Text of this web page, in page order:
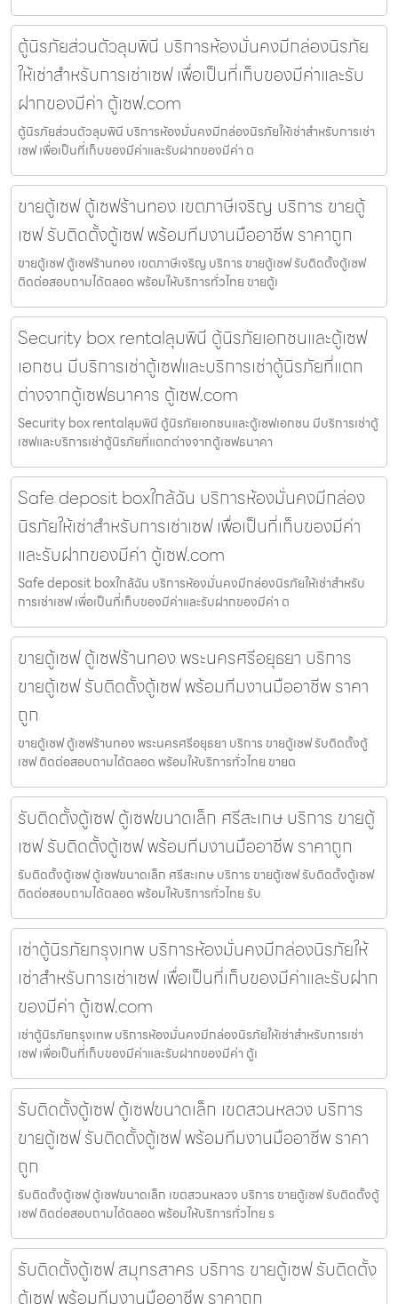
ตู้นิรภัยส่วนตัวลุมพินี บริการห้องมั่นคงมีกล่องนิรภัย
ให้เช่าสำหรับการเช่าเซฟ เพื่อเป็นที่เก็บของมีค่าและรับ
ฝากของมีค่า ตู้เซฟ.com
ตู้นิรภัยส่วนตัวลุมพินี บริการห้องมั่นคงมีกล่องนิรภัยให้เช่าสำหรับการเช่า
เซฟ เพื่อเป็นที่เก็บของมีค่าและรับฝากของมีค่า ต
ขายตู้เซฟ ตู้เซฟร้านทอง เขตภาษีเจริญ บริการ ขายตู้
เซฟ รับติดตั้งตู้เซฟ พร้อมทีมงานมืออาชีพ ราคาถูก
ขายตู้เซฟ ตู้เซฟร้านทอง เขตภาษีเจริญ บริการ ขายตู้เซฟ รับติดตั้งตู้เซฟ
ติดต่อสอบถามได้ตลอด พร้อมให้บริการทั่วไทย ขายตู้เ
Security box rentalลุมพินี ตู้นิรภัยเอกชนและตู้เซฟ
เอกชน มีบริการเช่าตู้เซฟและบริการเช่าตู้นิรภัยที่แตก
ต่างจากตู้เซฟธนาคาร ตู้เซฟ.com
Security box rentalลุมพินี ตู้นิรภัยเอกชนและตู้เซฟเอกชน มีบริการเช่าตู้
เซฟและบริการเช่าตู้นิรภัยที่แตกต่างจากตู้เซฟธนาคา
Safe deposit boxใกล้ฉัน บริการห้องมั่นคงมีกล่อง
นิรภัยให้เช่าสำหรับการเช่าเซฟ เพื่อเป็นที่เก็บของมีค่า
และรับฝากของมีค่า ตู้เซฟ.com
Safe deposit boxใกล้ฉัน บริการห้องมั่นคงมีกล่องนิรภัยให้เช่าสำหรับ
การเช่าเซฟ เพื่อเป็นที่เก็บของมีค่าและรับฝากของมีค่า ต
ขายตู้เซฟ ตู้เซฟร้านทอง พระนครศรีอยุธยา บริการ
ขายตู้เซฟ รับติดตั้งตู้เซฟ พร้อมทีมงานมืออาชีพ ราคา
ถูก
ขายตู้เซฟ ตู้เซฟร้านทอง พระนครศรีอยุธยา บริการ ขายตู้เซฟ รับติดตั้งตู้
เซฟ ติดต่อสอบถามได้ตลอด พร้อมให้บริการทั่วไทย ขายต
รับติดตั้งตู้เซฟ ตู้เซฟขนาดเล็ก ศรีสะเกษ บริการ ขายตู้
เซฟ รับติดตั้งตู้เซฟ พร้อมทีมงานมืออาชีพ ราคาถูก
รับติดตั้งตู้เซฟ ตู้เซฟขนาดเล็ก ศรีสะเกษ บริการ ขายตู้เซฟ รับติดตั้งตู้เซฟ
ติดต่อสอบถามได้ตลอด พร้อมให้บริการทั่วไทย รับ
เช่าตู้นิรภัยกรุงเทพ บริการห้องมั่นคงมีกล่องนิรภัยให้
เช่าสำหรับการเช่าเซฟ เพื่อเป็นที่เก็บของมีค่าและรับฝาก
ของมีค่า ตู้เซฟ.com
เช่าตู้นิรภัยกรุงเทพ บริการห้องมั่นคงมีกล่องนิรภัยให้เช่าสำหรับการเช่า
เซฟ เพื่อเป็นที่เก็บของมีค่าและรับฝากของมีค่า ตู้เ
รับติดตั้งตู้เซฟ ตู้เซฟขนาดเล็ก เขตสวนหลวง บริการ
ขายตู้เซฟ รับติดตั้งตู้เซฟ พร้อมทีมงานมืออาชีพ ราคา
ถูก
รับติดตั้งตู้เซฟ ตู้เซฟขนาดเล็ก เขตสวนหลวง บริการ ขายตู้เซฟ รับติดตั้งตู้
เซฟ ติดต่อสอบถามได้ตลอด พร้อมให้บริการทั่วไทย ร
รับติดตั้งตู้เซฟ สมุทรสาคร บริการ ขายตู้เซฟ รับติดตั้ง
ตู้เซฟ พร้อมทีมงานมืออาชีพ ราคาถูก